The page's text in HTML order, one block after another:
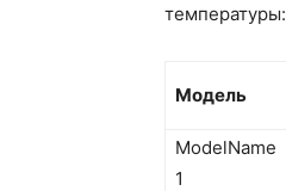
температуры:
Модель
ModelName
1